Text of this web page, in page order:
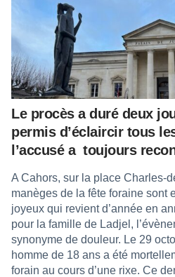
Le procès a duré deux
permis d’éclaircir tous
l’accusé a toujours
A Cahors, sur la place Charles-
manèges de la fête foraine sont
joyeux qui revient d’année en
pour la famille de Ladjel,
synonyme de douleur. Le 29
homme de 18 ans a été
forain au cours d’une rixe. Ce